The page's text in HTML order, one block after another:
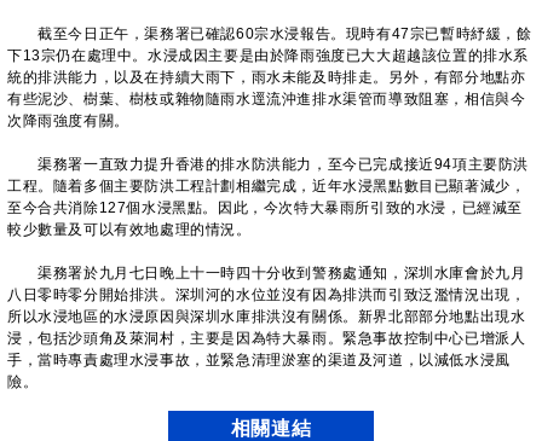
截至今日正午，渠務署已確認60宗水浸報告。現時有47宗已暫時紓緩，餘
下13宗仍在處理中。水浸成因主要是由於降雨強度已大大超越該位置的排水系
統的排洪能力，以及在持續大雨下，雨水未能及時排走。另外，有部分地點亦
有些泥沙、樹葉、樹枝或雜物隨雨水逕流沖進排水渠管而導致阻塞，相信與今
次降雨強度有關。
渠務署一直致力提升香港的排水防洪能力，至今已完成接近94項主要防洪
工程。隨着多個主要防洪工程計劃相繼完成，近年水浸黑點數目已顯著減少，
至今合共消除127個水浸黑點。因此，今次特大暴雨所引致的水浸，已經減至
較少數量及可以有效地處理的情況。
渠務署於九月七日晚上十一時四十分收到警務處通知，深圳水庫會於九月
八日零時零分開始排洪。深圳河的水位並沒有因為排洪而引致泛濫情況出現，
所以水浸地區的水浸原因與深圳水庫排洪沒有關係。新界北部部分地點出現水
浸，包括沙頭角及萊洞村，主要是因為特大暴雨。緊急事故控制中心已增派人
手，當時專責處理水浸事故，並緊急清理淤塞的渠道及河道，以減低水浸風
險。
相關連結